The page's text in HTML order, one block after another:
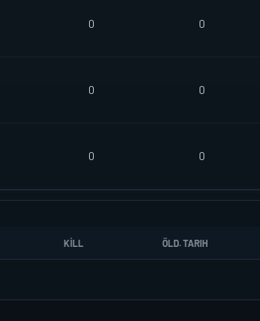
0 0
0 0
0 0
KILL ÖLD. TARIH